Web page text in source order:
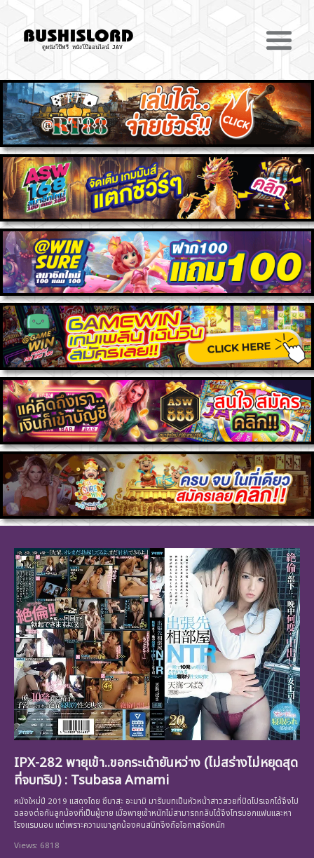
ดูหนังโป๊ฟรี หนังโป๊ออนไลน์ JAV
IPX-282 พายุเข้า..ขอกระเด้ายันหว่าง (ไม่สร่างไม่หยุดสุด
ที่จบทริป) : Tsubasa Amami
หนังใหม่ปี 2019 แสดงโดย ซึบาสะ อะมามิ มารับบทเป็นหัวหน้าสาวสวยที่ปิดโปรเจกได้จึงไป
ฉลองต่อกันลูกน้องที่เป็นผู้ชาย เมื่อพายุเข้าหนักไม่สามารถกลับได้จึงโทรบอกแฟนและหา
โรงแรมนอน แต่เพราะความเมาลูกน้องคนสนิทจึงถือโอกาสจัดหนัก
Views: 6818